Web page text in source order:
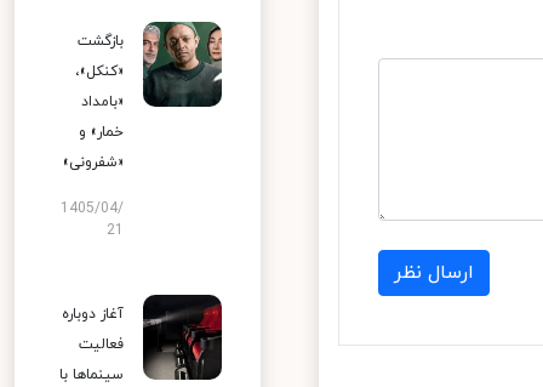
ارسال نظر
بازگشت
«کنکل»،
«بامداد
خمار» و
«شفرونی»
1405/04/
آغاز دوباره
فعالیت
سینماها با